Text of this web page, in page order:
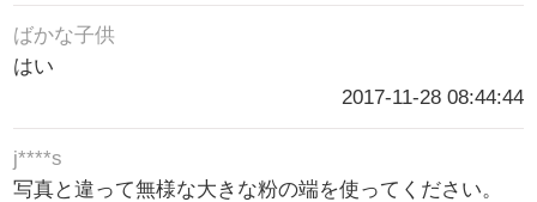
ばかな子供
はい
2017-11-28 08:44:44
j****s
写真と違って無様な大きな粉の端を使ってください。